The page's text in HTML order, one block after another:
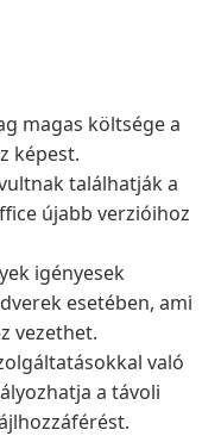
magas költsége a
képest.
találhatják a
újabb verzióihoz
igényesek
esetében, ami
vezethet.
való
a távoli